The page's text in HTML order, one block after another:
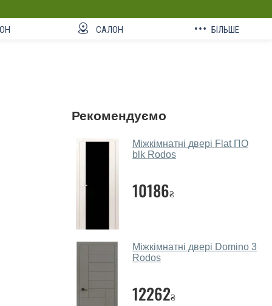
САЛОН БІЛЬШЕ
Рекомендуємо
Міжкімнатні двері Flat ПО
blk Rodos
10186₴
Міжкімнатні двері Domino 3
Rodos
12262₴